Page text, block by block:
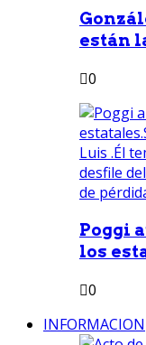
están
0
Poggi
los
0
INFORMACION